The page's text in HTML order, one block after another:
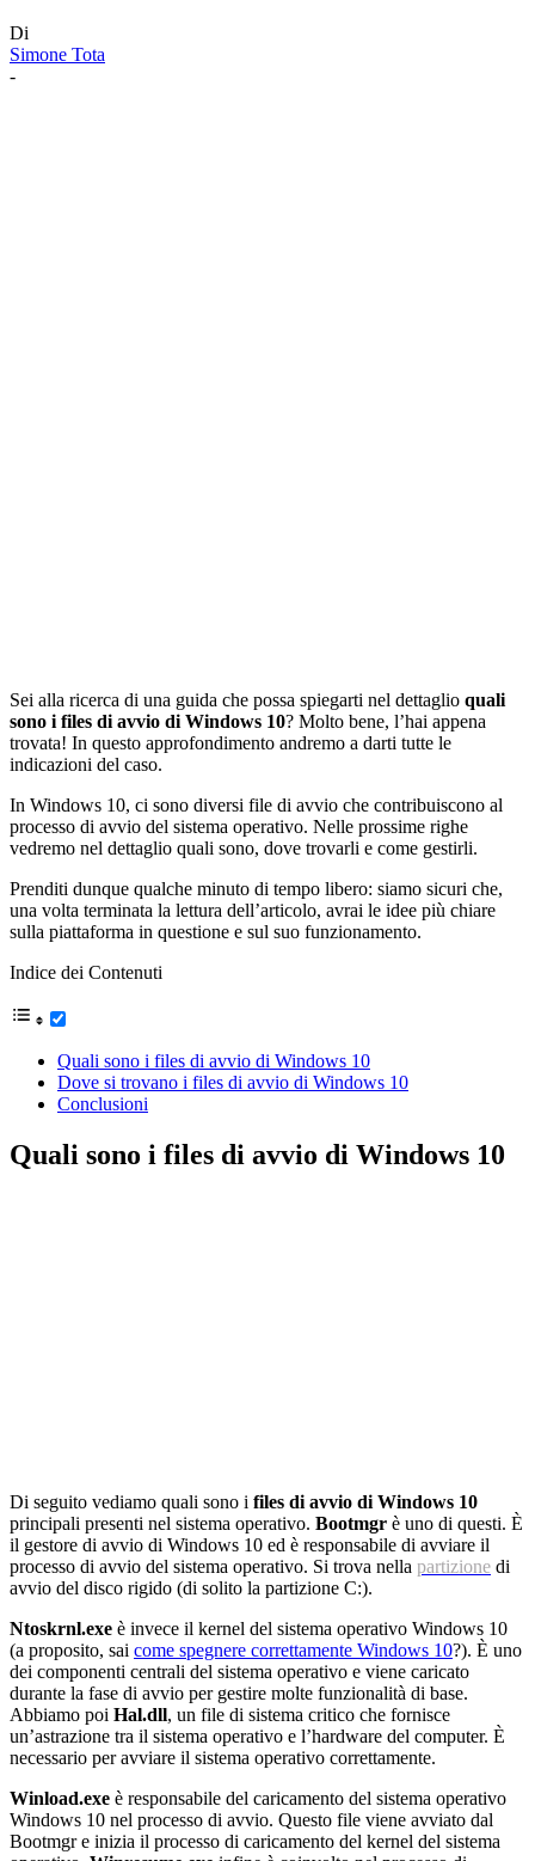
Di
Simone Tota
-
Sei alla ricerca di una guida che possa spiegarti nel dettaglio quali
sono i files di avvio di Windows 10? Molto bene, l’hai appena
trovata! In questo approfondimento andremo a darti tutte le
indicazioni del caso.
In Windows 10, ci sono diversi file di avvio che contribuiscono al
processo di avvio del sistema operativo. Nelle prossime righe
vedremo nel dettaglio quali sono, dove trovarli e come gestirli.
Prenditi dunque qualche minuto di tempo libero: siamo sicuri che,
una volta terminata la lettura dell’articolo, avrai le idee più chiare
sulla piattaforma in questione e sul suo funzionamento.
Indice dei Contenuti
Quali sono i files di avvio di Windows 10
Dove si trovano i files di avvio di Windows 10
Conclusioni
Quali sono i files di avvio di Windows 10
Di seguito vediamo quali sono i files di avvio di Windows 10
principali presenti nel sistema operativo. Bootmgr è uno di questi. È
il gestore di avvio di Windows 10 ed è responsabile di avviare il
processo di avvio del sistema operativo. Si trova nella partizione di
avvio del disco rigido (di solito la partizione C:).
Ntoskrnl.exe è invece il kernel del sistema operativo Windows 10
(a proposito, sai come spegnere correttamente Windows 10?). È uno
dei componenti centrali del sistema operativo e viene caricato
durante la fase di avvio per gestire molte funzionalità di base.
Abbiamo poi Hal.dll, un file di sistema critico che fornisce
un’astrazione tra il sistema operativo e l’hardware del computer. È
necessario per avviare il sistema operativo correttamente.
Winload.exe è responsabile del caricamento del sistema operativo
Windows 10 nel processo di avvio. Questo file viene avviato dal
Bootmgr e inizia il processo di caricamento del kernel del sistema